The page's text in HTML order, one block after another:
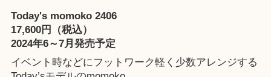
Today's momoko 2406
17,600円（税込）
2024年6～7月発売予定
イベント時などにフットワーク軽く少数アレンジする